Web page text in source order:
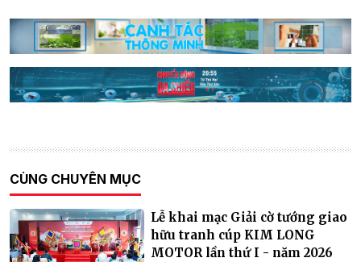
CÙNG CHUYÊN MỤC
Lễ khai mạc Giải cờ tướng giao
hữu tranh cúp KIM LONG
MOTOR lần thứ I - năm 2026